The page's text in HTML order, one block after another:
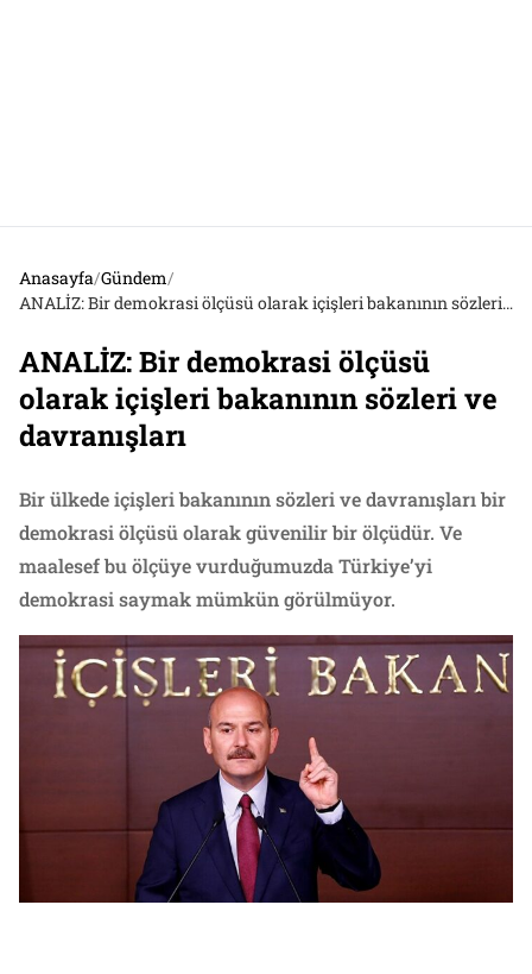
Anasayfa/Gündem/
ANALİZ: Bir demokrasi ölçüsü olarak içişleri bakanının sözleri ve davranışları
ANALİZ: Bir demokrasi ölçüsü
olarak içişleri bakanının sözleri ve
davranışları
Bir ülkede içişleri bakanının sözleri ve davranışları bir
demokrasi ölçüsü olarak güvenilir bir ölçüdür. Ve
maalesef bu ölçüye vurduğumuzda Türkiye’yi
demokrasi saymak mümkün görülmüyor.